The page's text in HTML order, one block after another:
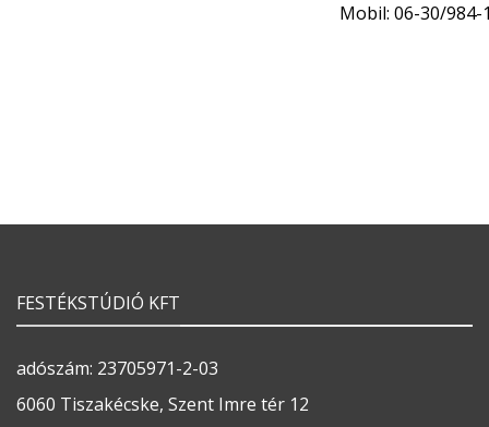
Mobil: 06-30/984-
FESTÉKSTÚDIÓ KFT
adószám: 23705971-2-03
6060 Tiszakécske, Szent Imre tér 12